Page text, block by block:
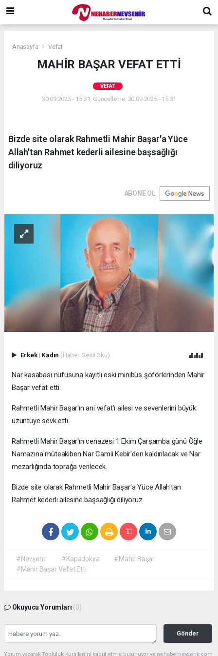
Anasayfa Vefat
MAHİR BAŞAR VEFAT ETTİ
VEFAT
30.09.2025 - 15:31, Güncelleme: 30.09.2025 - 15:31
Bizde site olarak Rahmetli Mahir Başar'a Yüce
Allah'tan Rahmet kederli ailesine başsağlığı
diliyoruz
ABONE OL
Erkek| Kadın (Haberi Sesli Oku)
Nar kasabası nüfusuna kayıtlı eski minibüs şoförlerinden Mahir
Başar vefat etti.
Rahmetli Mahir Başar'ın ani vefat'ı ailesi ve sevenlerini büyük
üzüntüye sevk etti.
Rahmetli Mahir Başar'ın cenazesi 1 Ekim Çarşamba günü Öğle
Namazına müteakiben Nar Camii Kebir'den kaldırılacak ve Nar
mezarlığında toprağa verilecek.
Bizde site olarak Rahmetli Mahir Başar'a Yüce Allah'tan
Rahmet kederli ailesine başsağlığı diliyoruz
#Nevşehir #Kapadokya
#Mahir Başar
#Mahir Başar Vefat Etti
Okuyucu Yorumları (0)
Gönder
Yorum yazarak Topluluk Kuralları’nı kabul etmiş bulunuyor ve nehabernevsehir.com